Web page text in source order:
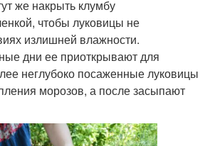
же накрыть клумбу
чтобы луковицы не
излишней влажности.
дни ее приоткрывают для
неглубоко посаженные луковицы
морозов, а после засыпают